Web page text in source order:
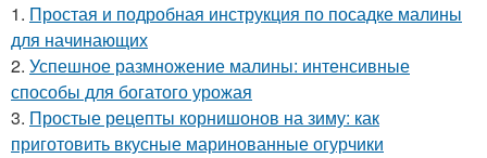
1. Простая и подробная инструкция по посадке малины
для начинающих
2. Успешное размножение малины: интенсивные
способы для богатого урожая
3. Простые рецепты корнишонов на зиму: как
приготовить вкусные маринованные огурчики